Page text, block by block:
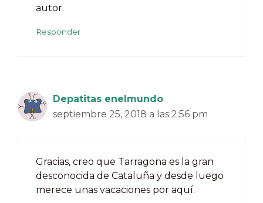
autor.
Responder
Depatitas enelmundo
septiembre 25, 2018 a las 2:56 pm
Gracias, creo que Tarragona es la gran
desconocida de Cataluña y desde luego
merece unas vacaciones por aquí.